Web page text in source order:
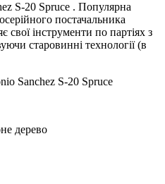
S-20 Spruce . Популярна
постачальника
свої інструменти по партіях з
старовинні технології (в
Sanchez S-20 Spruce
дерево